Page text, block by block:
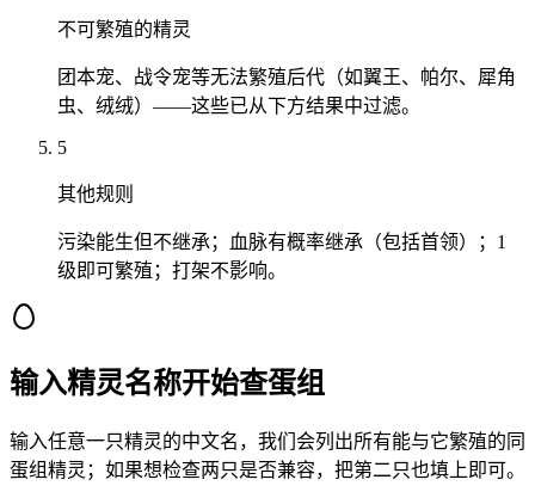
不可繁殖的精灵
团本宠、战令宠等无法繁殖后代（如翼王、帕尔、犀角
虫、绒绒）——这些已从下方结果中过滤。
5
其他规则
污染能生但不继承；血脉有概率继承（包括首领）；1
级即可繁殖；打架不影响。
输入精灵名称开始查蛋组
输入任意一只精灵的中文名，我们会列出所有能与它繁殖的同
蛋组精灵；如果想检查两只是否兼容，把第二只也填上即可。